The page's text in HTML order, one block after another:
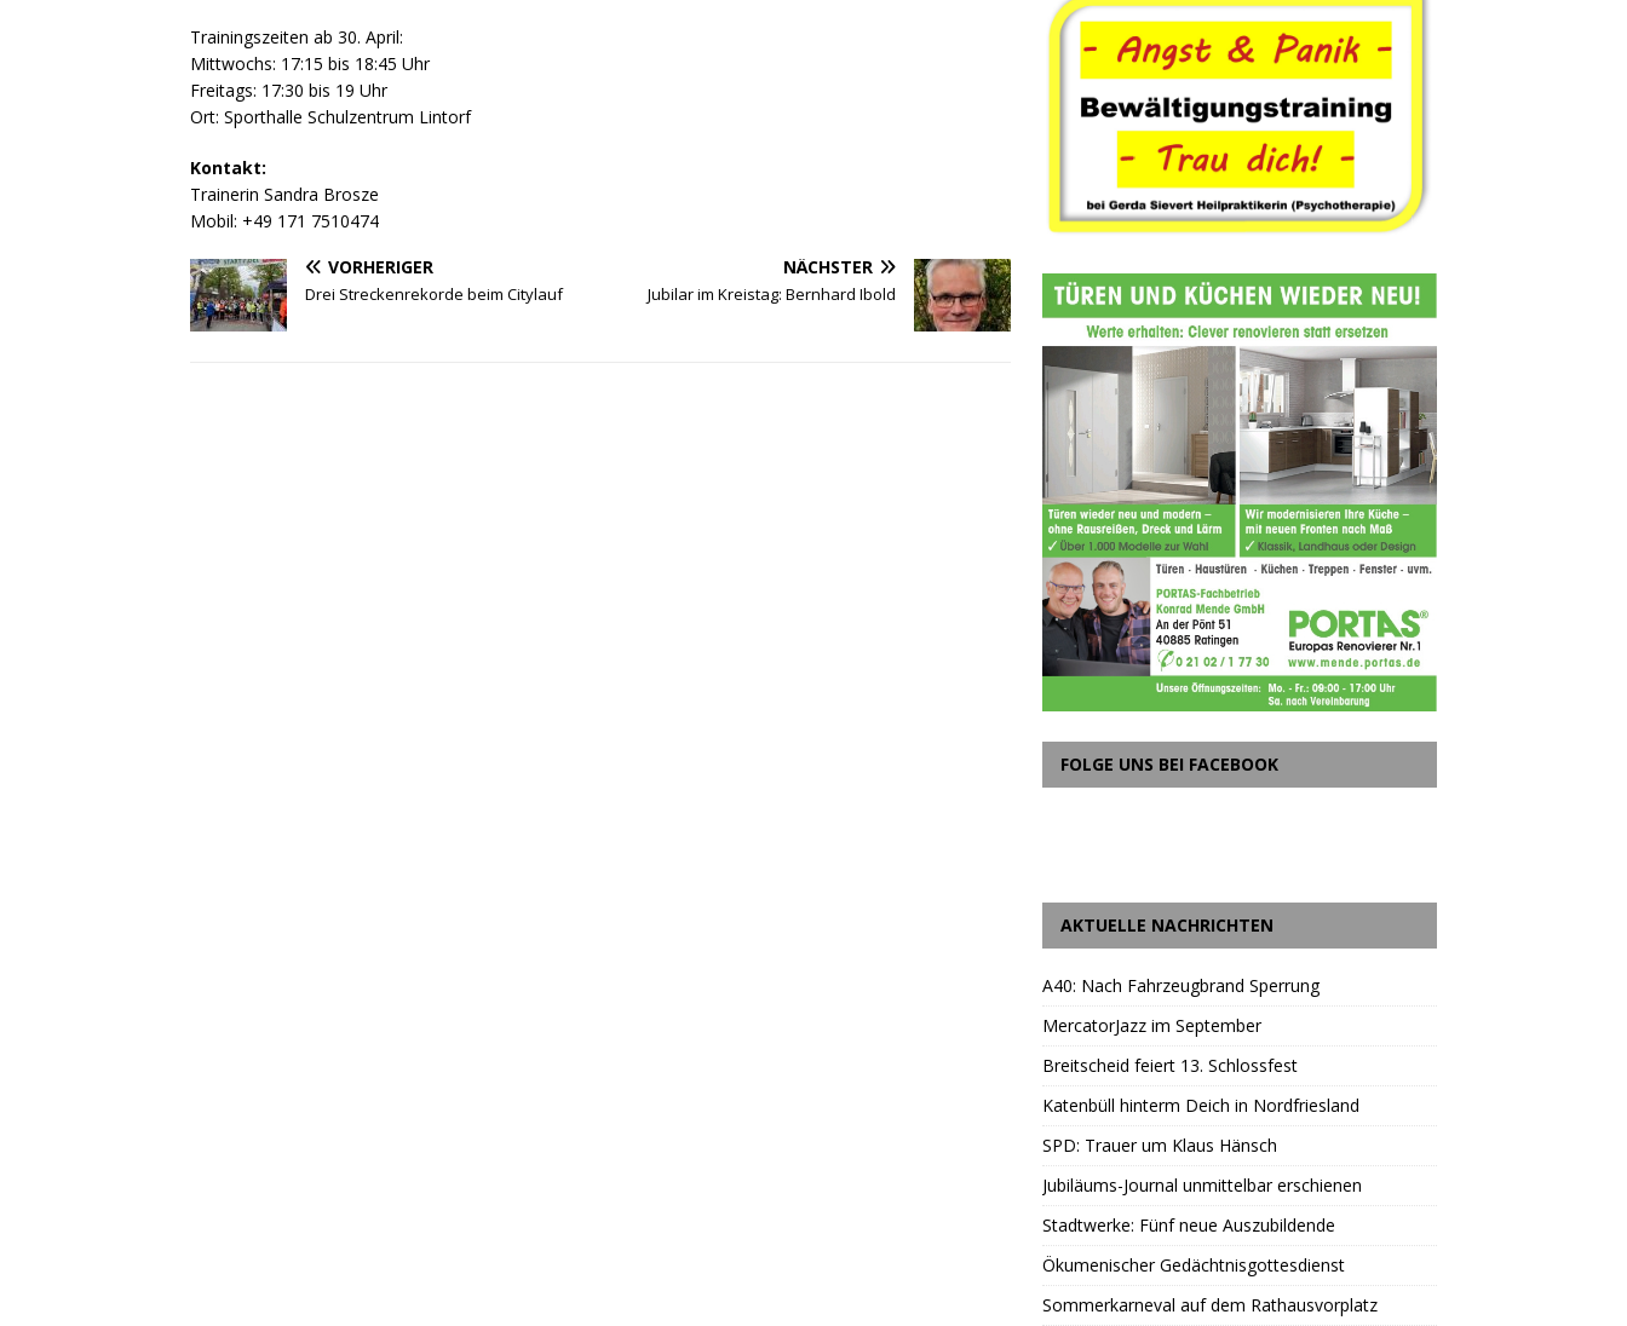
Trainingszeiten ab 30. April:
Mittwochs: 17:15 bis 18:45 Uhr
Freitags: 17:30 bis 19 Uhr
Ort: Sporthalle Schulzentrum Lintorf
Kontakt:
Trainerin Sandra Brosze
Mobil: ‪+49 171 7510474
VORHERIGER
Drei Streckenrekorde beim Citylauf
NÄCHSTER
Jubilar im Kreistag: Bernhard Ibold
FOLGE UNS BEI FACEBOOK
AKTUELLE NACHRICHTEN
A40: Nach Fahrzeugbrand Sperrung
MercatorJazz im September
Breitscheid feiert 13. Schlossfest
Katenbüll hinterm Deich in Nordfriesland
SPD: Trauer um Klaus Hänsch
Jubiläums-Journal unmittelbar erschienen
Stadtwerke: Fünf neue Auszubildende
Ökumenischer Gedächtnisgottesdienst
Sommerkarneval auf dem Rathausvorplatz